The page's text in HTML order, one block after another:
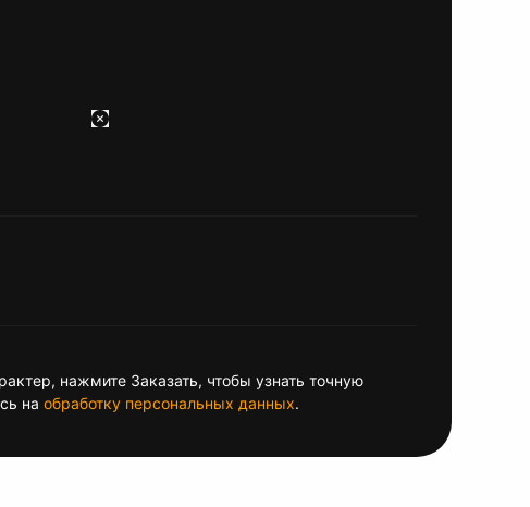
нажмите Заказать, чтобы узнать точную
на обработку персональных данных.